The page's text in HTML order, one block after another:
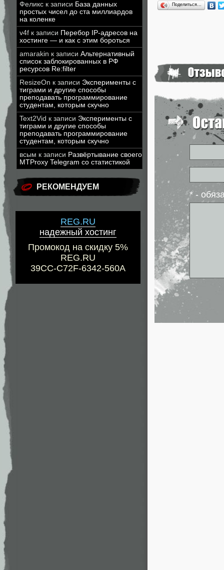
Феликс к записи База данных
простых чисел до ста миллиардов
на коленке
v4f к записи Перебор IP-адресов на
хостинге — и как с этим бороться
amarakin к записи Альтернативный
список заблокированных в РФ
ресурсов Re:filter
ResizeOn к записи Эксперименты с
тиграми и другие способы
преподавать программирование
студентам, которым скучно
Text2Vid к записи Эксперименты с
тиграми и другие способы
преподавать программирование
студентам, которым скучно
всым к записи Развёртывание своего
MTProxy Telegram со статистикой
РЕКОМЕНДУЕМ
REG.RU
надежный хостинг
Промокод на скидку 5%
REG.RU
39CC-C72F-6342-560A
Поделиться…
* -